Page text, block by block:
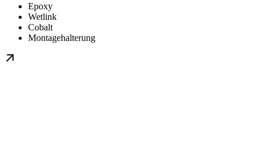
Epoxy
Wetlink
Cobalt
Montagehalterung